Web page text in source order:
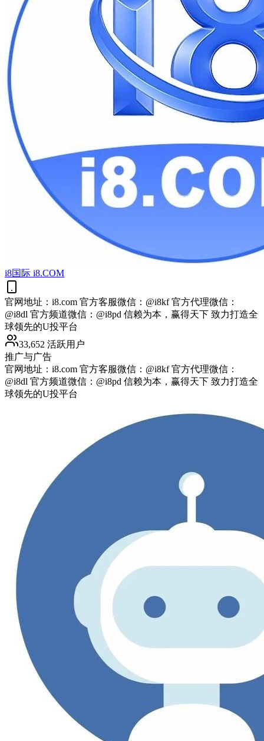
i8国际 i8.COM
官网地址：i8.com 官方客服微信：@i8kf 官方代理微信：
@i8dl 官方频道微信：@i8pd 信赖为本，赢得天下 致力打造全
球领先的U投平台
33,652 活跃用户
推广与广告
官网地址：i8.com 官方客服微信：@i8kf 官方代理微信：
@i8dl 官方频道微信：@i8pd 信赖为本，赢得天下 致力打造全
球领先的U投平台